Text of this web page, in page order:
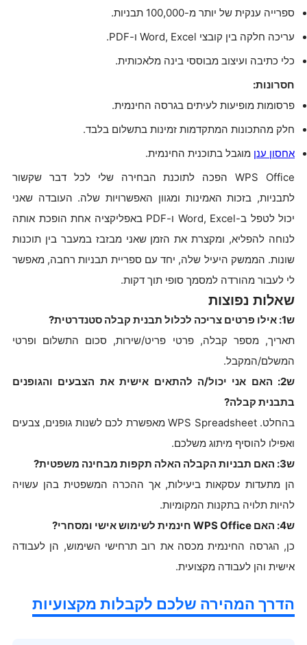
ספרייה ענקית של יותר מ-100,000 תבניות.
עריכה חלקה בין קובצי Word, Excel ו-PDF.
כלי כתיבה ועיצוב מבוססי בינה מלאכותית.
חסרונות:
פרסומות מופיעות לעיתים בגרסה החינמית.
חלק מהתכונות המתקדמות זמינות בתשלום בלבד.
אחסון ענן מוגבל בתוכנית החינמית.
WPS Office הפכה לתוכנת הבחירה שלי לכל דבר שקשור
לתבניות, בזכות האמינות ומגוון האפשרויות שלה. העובדה שאני
יכול לטפל ב-Word, Excel ו-PDF באפליקציה אחת הופכת אותה
לנוחה להפליא, ומקצרת את הזמן שאני מבזבז במעבר בין תוכנות
שונות. הממשק היעיל שלה, יחד עם ספריית תבניות רחבה, מאפשר
לי לעבור מהורדה למסמך סופי תוך דקות.
שאלות נפוצות
ש1: אילו פרטים צריכה לכלול תבנית קבלה סטנדרטית?
תאריך, מספר קבלה, פרטי פריט/שירות, סכום התשלום ופרטי
המשלם/המקבל.
ש2: האם אני יכול/ה להתאים אישית את הצבעים והגופנים
בתבנית קבלה?
בהחלט. WPS Spreadsheet מאפשרת לכם לשנות גופנים, צבעים
ואפילו להוסיף מיתוג משלכם.
ש3: האם תבניות הקבלה האלה תקפות מבחינה משפטית?
הן מתעדות עסקאות ביעילות, אך ההכרה המשפטית בהן עשויה
להיות תלויה בתקנות המקומיות.
ש4: האם WPS Office חינמית לשימוש אישי ומסחרי?
כן, הגרסה החינמית מכסה את רוב תרחישי השימוש, הן לעבודה
אישית והן לעבודה מקצועית.
הדרך המהירה שלכם לקבלות מקצועיות